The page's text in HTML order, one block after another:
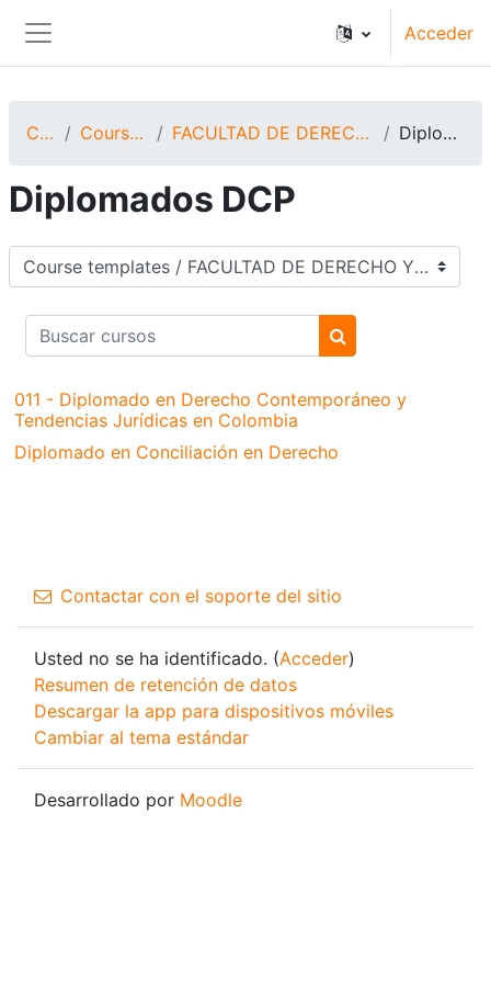
Panel lateral
Acceder
Cursos Course templates FACULTAD DE DERECHO Y CIENCIAS POLÍTICAS Diplomados DCP
Diplomados DCP
Categorías
Buscar cursos
Buscar cursos
011 - Diplomado en Derecho Contemporáneo y
Tendencias Jurídicas en Colombia
Diplomado en Conciliación en Derecho
Contactar con el soporte del sitio
Usted no se ha identificado. (Acceder)
Resumen de retención de datos
Descargar la app para dispositivos móviles
Cambiar al tema estándar
Desarrollado por Moodle